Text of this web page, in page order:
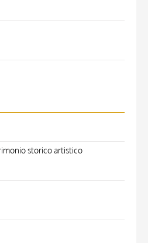
storico artistico